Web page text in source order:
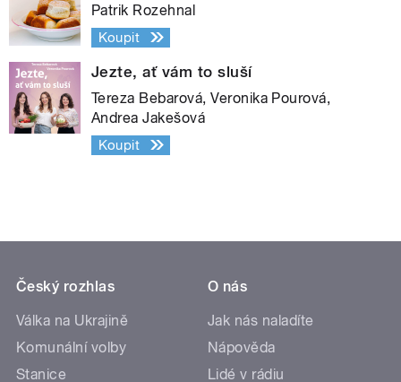
Patrik Rozehnal
Koupit
Jezte, ať vám to sluší
Tereza Bebarová, Veronika Pourová,
Andrea Jakešová
Koupit
Český rozhlas
Válka na Ukrajině
Komunální volby
Stanice
O nás
Jak nás naladíte
Nápověda
Lidé v rádiu